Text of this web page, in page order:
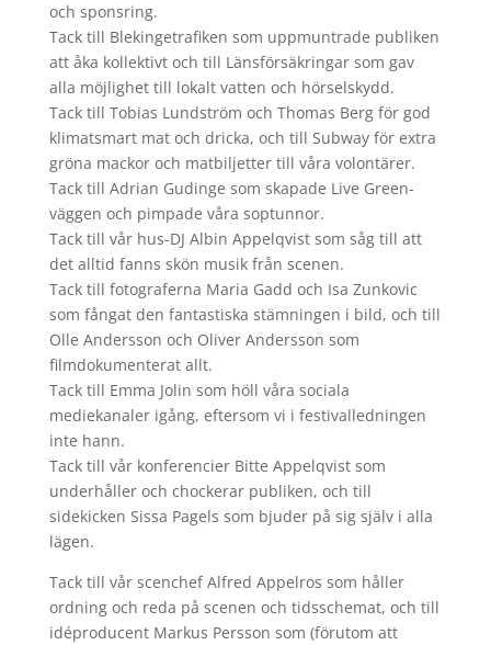
och sponsring.
Tack till Blekingetrafiken som uppmuntrade publiken
att åka kollektivt och till Länsförsäkringar som gav
alla möjlighet till lokalt vatten och hörselskydd.
Tack till Tobias Lundström och Thomas Berg för god
klimatsmart mat och dricka, och till Subway för extra
gröna mackor och matbiljetter till våra volontärer.
Tack till Adrian Gudinge som skapade Live Green-
väggen och pimpade våra soptunnor.
Tack till vår hus-DJ Albin Appelqvist som såg till att
det alltid fanns skön musik från scenen.
Tack till fotograferna Maria Gadd och Isa Zunkovic
som fångat den fantastiska stämningen i bild, och till
Olle Andersson och Oliver Andersson som
filmdokumenterat allt.
Tack till Emma Jolin som höll våra sociala
mediekanaler igång, eftersom vi i festivalledningen
inte hann.
Tack till vår konferencier Bitte Appelqvist som
underhåller och chockerar publiken, och till
sidekicken Sissa Pagels som bjuder på sig själv i alla
lägen.
Tack till vår scenchef Alfred Appelros som håller
ordning och reda på scenen och tidsschemat, och till
idéproducent Markus Persson som (förutom att